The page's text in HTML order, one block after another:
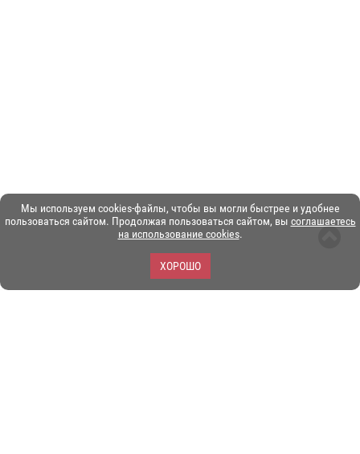
Мы используем cookies-файлы, чтобы вы могли быстрее и удобнее
пользоваться сайтом. Продолжая пользоваться сайтом, вы соглашаетесь
на использование cookies.
ХОРОШО